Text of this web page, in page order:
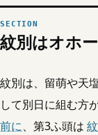
紋別はオホ
紋別は、留萌や天
して別日に組む方
前に、第3ふ頭は